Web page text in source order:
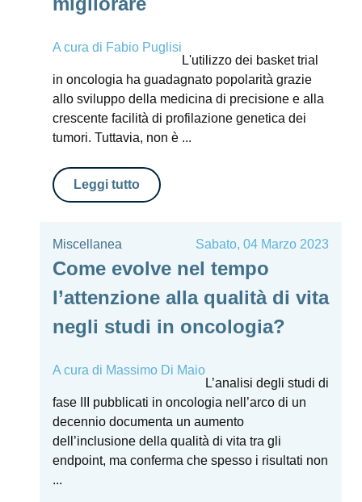
A cura di Fabio Puglisi
L'utilizzo dei basket trial
in oncologia ha guadagnato popolarità grazie
allo sviluppo della medicina di precisione e alla
crescente facilità di profilazione genetica dei
tumori. Tuttavia, non è ...
Leggi tutto
Miscellanea Sabato, 04 Marzo 2023
Come evolve nel tempo
l’attenzione alla qualità di vita
negli studi in oncologia?
A cura di Massimo Di Maio
L’analisi degli studi di
fase III pubblicati in oncologia nell’arco di un
decennio documenta un aumento
dell’inclusione della qualità di vita tra gli
endpoint, ma conferma che spesso i risultati non
...